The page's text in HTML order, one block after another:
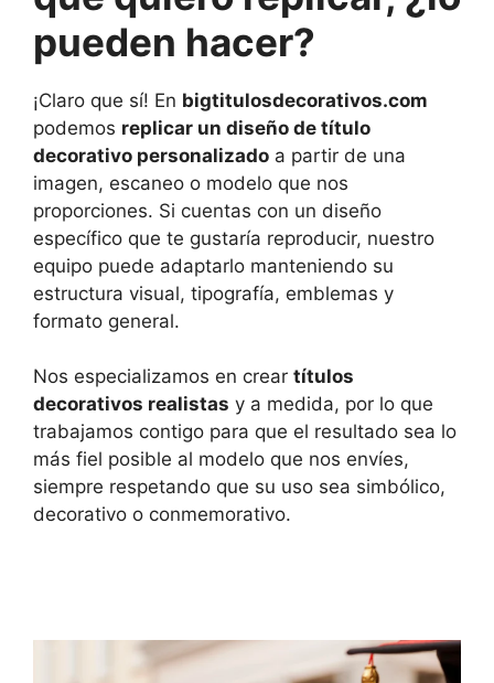
pueden hacer?
¡Claro que sí! En bigtitulosdecorativos.com
podemos replicar un diseño de título
decorativo personalizado a partir de una
imagen, escaneo o modelo que nos
proporciones. Si cuentas con un diseño
específico que te gustaría reproducir, nuestro
equipo puede adaptarlo manteniendo su
estructura visual, tipografía, emblemas y
formato general.
Nos especializamos en crear títulos
decorativos realistas y a medida, por lo que
trabajamos contigo para que el resultado sea lo
más fiel posible al modelo que nos envíes,
siempre respetando que su uso sea simbólico,
decorativo o conmemorativo.